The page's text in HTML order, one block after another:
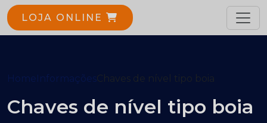
LOJA ONLINE
Home InformaçõesChaves de nível tipo boia
Chaves de nível tipo boia